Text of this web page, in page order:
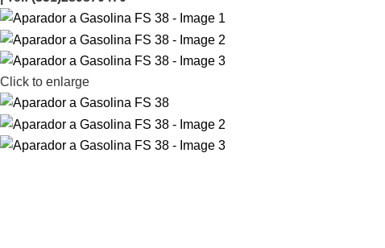
Click to enlarge